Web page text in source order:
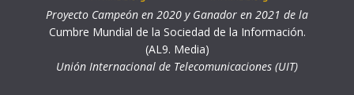
Proyecto Campeón en 2020 y Ganador en 2021 de la
Cumbre Mundial de la Sociedad de la Información.
(AL9. Media)
Unión Internacional de Telecomunicaciones (UIT)